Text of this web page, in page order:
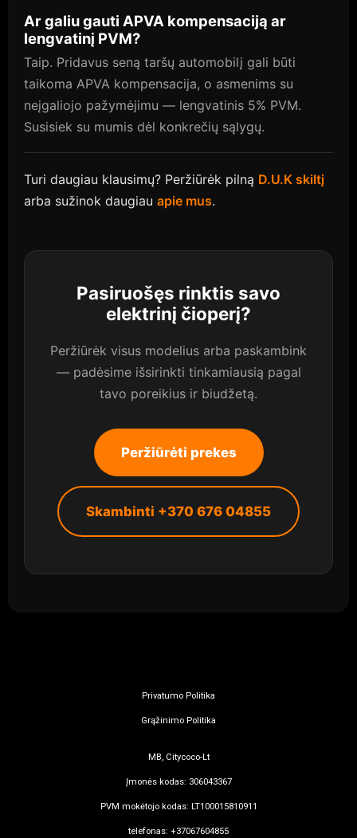
Ar galiu gauti APVA kompensaciją ar
lengvatinį PVM?
Taip. Pridavus seną taršų automobilį gali būti
taikoma APVA kompensacija, o asmenims su
neįgaliojo pažymėjimu — lengvatinis 5% PVM.
Susisiek su mumis dėl konkrečių sąlygų.
Turi daugiau klausimų? Peržiūrėk pilną D.U.K skiltį
arba sužinok daugiau apie mus.
Pasiruošęs rinktis savo
elektrinį čioperį?
Peržiūrėk visus modelius arba paskambink
— padėsime išsirinkti tinkamiausią pagal
tavo poreikius ir biudžetą.
Peržiūrėti prekes
Skambinti +370 676 04855
Privatumo Politika
Grąžinimo Politika
MB, Citycoco-Lt
Įmonės kodas: 306043367
PVM mokėtojo kodas: LT100015810911
telefonas: +37067604855